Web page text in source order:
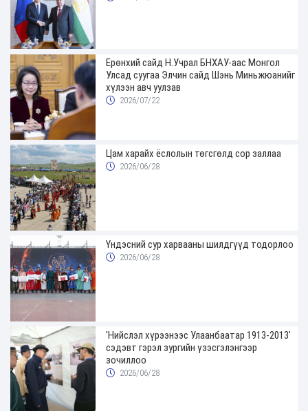
Ерөнхий сайд Н.Учрал БНХАУ-аас Монгол
Улсад суугаа Элчин сайд Шэнь Миньжюанийг
хүлээн авч уулзав
2026/07/22
Цам харайх ёслолын төгсгөлд сор заллаа
2026/06/28
Үндэсний сур харвааны шилдгүүд тодорлоо
2026/06/28
'Нийслэл хүрээнээс Улаанбаатар 1913-2013'
сэдэвт гэрэл зургийн үзэсгэлэнгээр
зочиллоо
2026/06/28